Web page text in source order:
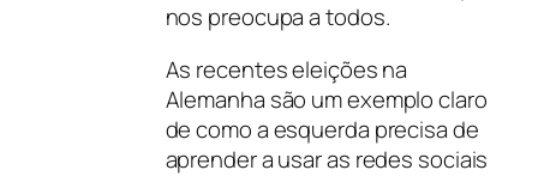
nos preocupa a todos.
As recentes eleições na
Alemanha são um exemplo claro
de como a esquerda precisa de
aprender a usar as redes sociais